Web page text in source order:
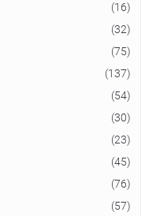
(16)
(32)
(75)
(137)
(54)
(30)
(23)
(45)
(76)
(57)